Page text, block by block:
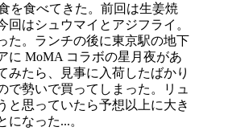
を食べてきた。前回は生姜焼
回はシュウマイとアジフライ。
た。ランチの後に東京駅の地下
に MoMA コラボの星月夜があ
みたら、見事に入荷したばかり
で勢いで買ってしまった。リュ
と思っていたら予想以上に大き
になった...。